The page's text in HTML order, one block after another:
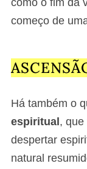
começo de
Há também o
espiritual, que
despertar
natural